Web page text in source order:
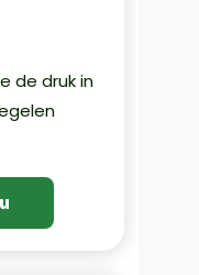
de druk in